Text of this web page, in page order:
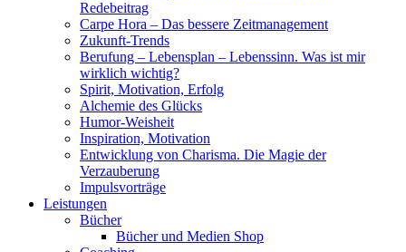
Redebeitrag
Carpe Hora – Das bessere Zeitmanagement
Zukunft-Trends
Berufung – Lebensplan – Lebenssinn. Was ist mir
wirklich wichtig?
Spirit, Motivation, Erfolg
Alchemie des Glücks
Humor-Weisheit
Inspiration, Motivation
Entwicklung von Charisma. Die Magie der
Verzauberung
Impulsvorträge
Leistungen
Bücher
Bücher und Medien Shop